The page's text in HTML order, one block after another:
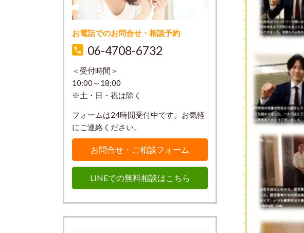
お電話でのお問合せ・相談予約
06-4708-6732
＜受付時間＞
10:00～18:00
※土・日・祝は除く
フォームは24時間受付中です。お気軽
にご連絡ください。
お問合せ・ご相談フォーム
LINEでの無料相談はこちら